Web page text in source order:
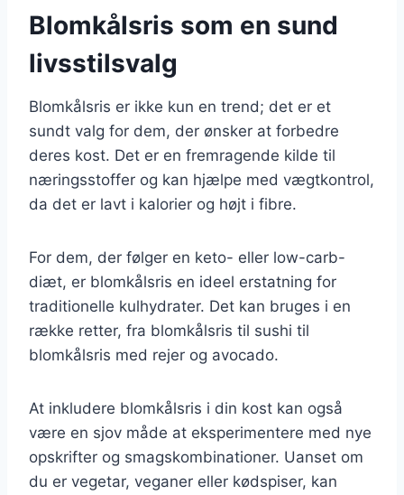
Blomkålsris som en sund
livsstilsvalg
Blomkålsris er ikke kun en trend; det er et
sundt valg for dem, der ønsker at forbedre
deres kost. Det er en fremragende kilde til
næringsstoffer og kan hjælpe med vægtkontrol,
da det er lavt i kalorier og højt i fibre.
For dem, der følger en keto- eller low-carb-
diæt, er blomkålsris en ideel erstatning for
traditionelle kulhydrater. Det kan bruges i en
række retter, fra blomkålsris til sushi til
blomkålsris med rejer og avocado.
At inkludere blomkålsris i din kost kan også
være en sjov måde at eksperimentere med nye
opskrifter og smagskombinationer. Uanset om
du er vegetar, veganer eller kødspiser, kan